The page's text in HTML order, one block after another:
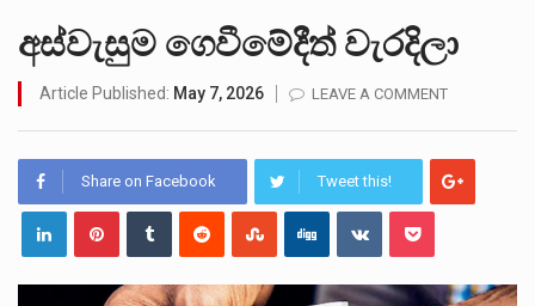
උපරිමාධිකරණ විනිශ්චයකාරවරුන්ගේ හා ඉන් පහළ විනිශ්චයකාරවරුන්ගේ විශ්‍රාම වයස දීර්ඝ කිරීම සඳහා සකස් කර ඇති විසිදෙවන…
බන්ධනාගාර රැදවියන් 1,021 දෙනෙකු ඉකුත් වසර පහක කාලය තුලදී (2020 ජනවාරි 01 සිට 2025 දෙසැම්බර්…
අගෝස්තු මස දෙවන ඉරිදා ලිට් රූම් සූම් සංවාදය පැවැත්වෙන්නේ "කතා කරන මහ වැව" නම් නකතාවක්…
අස්වැසුම ගෙවීමේදීත් වැරදිලා
Article Published: May 7, 2026 LEAVE A COMMENT
Share on Facebook Tweet this!